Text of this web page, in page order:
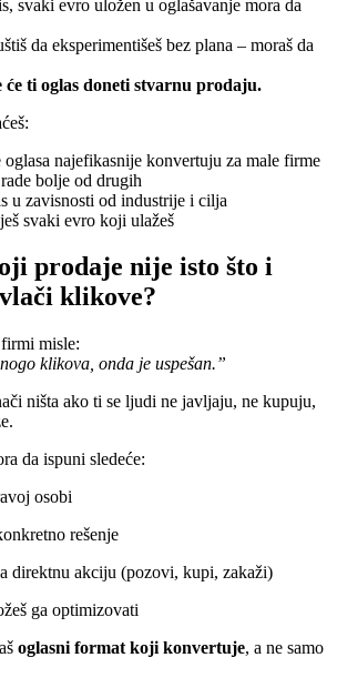
svaki evro uložen u oglašavanje mora da
da eksperimentišeš bez plana – moraš da
će ti oglas doneti stvarnu prodaju.
najefikasnije konvertuju za male firme
bolje od drugih
u zavisnosti od industrije i cilja
svaki evro koji ulažeš
prodaje nije isto što i
klikove?
misle:
klikova, onda je uspešan.”
ništa ako ti se ljudi ne javljaju, ne kupuju,
da ispuni sledeće:
osobi
rešenje
direktnu akciju (pozovi, kupi, zakaži)
ga optimizovati
oglasni format koji konvertuje, a ne samo